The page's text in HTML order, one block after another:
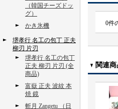
（韓国チーズドッ
グ）
かき氷機
堺孝行 名工の包丁 正夫
柳刃 片刃
堺孝行 名工の包丁
正夫 柳刃 片刃 (全
商品)
富嶽 正夫 波紋 本
焼 鏡
斬月 Zangetu （日
0件
関連商